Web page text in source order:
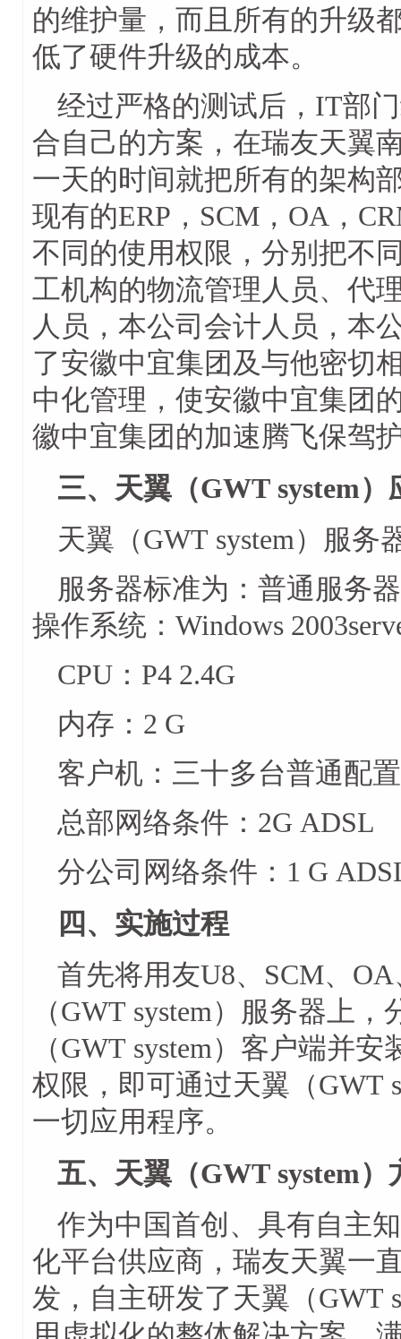
的维护量，而且所有的升级
低了硬件升级的成本。
经过严格的测试后，IT部
合自己的方案，在瑞友天翼
一天的时间就把所有的架构
现有的ERP，SCM，OA，
不同的使用权限，分别把不
工机构的物流管理人员、代
人员，本公司会计人员，本
了安徽中宜集团及与他密切
中化管理，使安徽中宜集团
徽中宜集团的加速腾飞保驾
三、天翼（GWT system
天翼（GWT system）服
服务器标准为：普通服务
操作系统：Windows
CPU：P4 2.4G
内存：2 G
客户机：三十多台普通配
总部网络条件：2G ADSL
分公司网络条件：1 G
四、实施过程
首先将用友U8、SCM、
（GWT system）服务器上
（GWT system）客户端并
权限，即可通过天翼（GWT
一切应用程序。
五、天翼（GWT system）
作为中国首创、具有自主
化平台供应商，瑞友天翼一
发，自主研发了天翼（GWT